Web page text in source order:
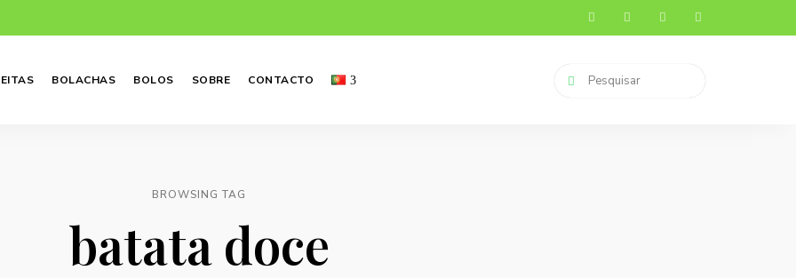
BOLACHAS BOLOS SOBRE CONTACTO
BROWSING TAG
batata doce